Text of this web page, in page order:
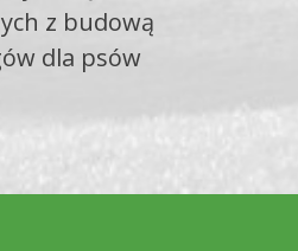
z budową
dla psów